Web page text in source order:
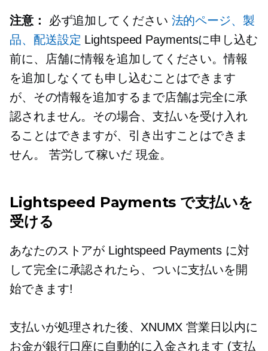
注意： 必ず追加してください 法的ページ、製
品、配送設定 Lightspeed Paymentsに申し込む
前に、店舗に情報を追加してください。情報
を追加しなくても申し込むことはできます
が、その情報を追加するまで店舗は完全に承
認されません。その場合、支払いを受け入れ
ることはできますが、引き出すことはできま
せん。 苦労して稼いだ現金。
Lightspeed Payments で支払いを
受ける
あなたのストアが Lightspeed Payments に対
して完全に承認されたら、ついに支払いを開
始できます!
支払いが処理された後、XNUMX 営業日以内に
お金が銀行口座に自動的に入金されます (支払